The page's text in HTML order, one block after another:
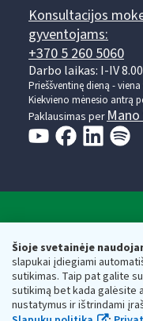
Šioje svetainėje
slapukai įdiegiami
sutikimas. Taip pat galite
sutikimą bet kada galėsite
nustatymus ir ištrindami
Konsultacijos
gyventojams:
+370 5 260 5060
Darbo laikas: I-IV
Prieššventinę dieną -
Kiekvieno mėnesio antrą
Paklausimas per Mano
Respublikos
Biudžetinė įstaiga.
adresas: Vasario 16-osios
vmi@vmi.lt, E. pristatymo
Duomenys apie